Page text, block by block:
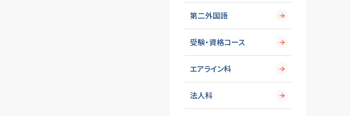
第二外国語
受験・資格コース
エアライン科
法人科